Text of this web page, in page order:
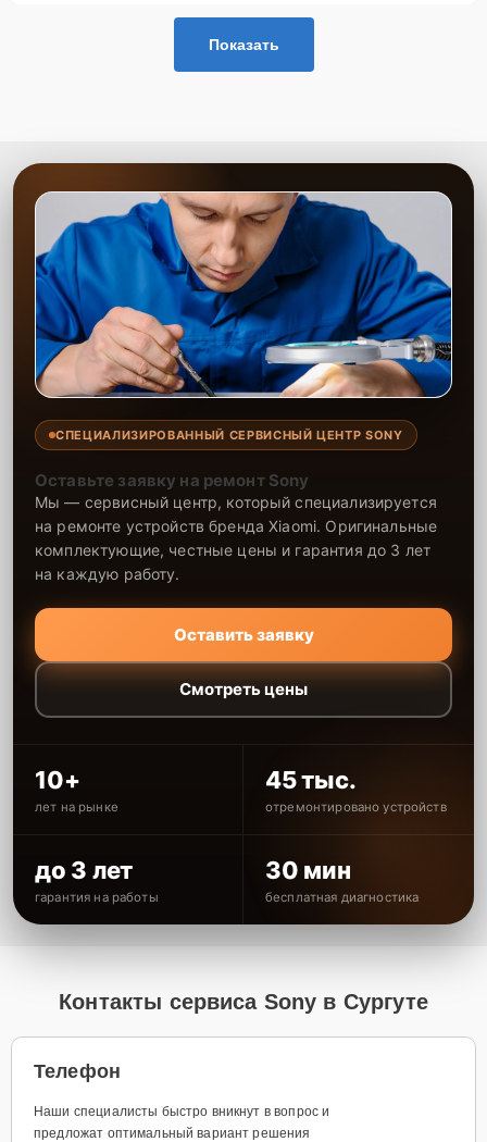
работы и надёжность ремонта.
Показать
СПЕЦИАЛИЗИРОВАННЫЙ СЕРВИСНЫЙ ЦЕНТР SONY
Оставьте заявку на ремонт Sony
Мы — сервисный центр, который специализируется
на ремонте устройств бренда Xiaomi. Оригинальные
комплектующие, честные цены и гарантия до 3 лет
на каждую работу.
Оставить заявку
Смотреть цены
10+
лет на рынке
45 тыс.
отремонтировано устройств
до 3 лет
гарантия на работы
30 мин
бесплатная диагностика
Контакты сервиса Sony в Сургуте
Телефон
Наши специалисты быстро вникнут в вопрос и
предложат оптимальный вариант решения